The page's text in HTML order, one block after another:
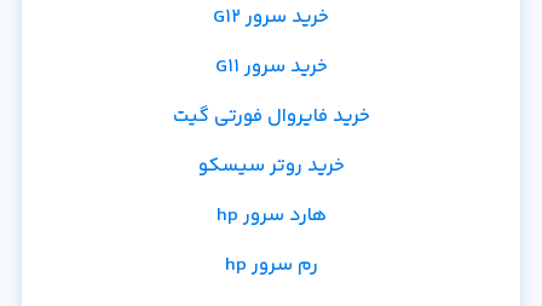
خرید سرور G12
خرید سرور G11
خرید فایروال فورتی گیت
خرید روتر سیسکو
هارد سرور hp
رم سرور hp